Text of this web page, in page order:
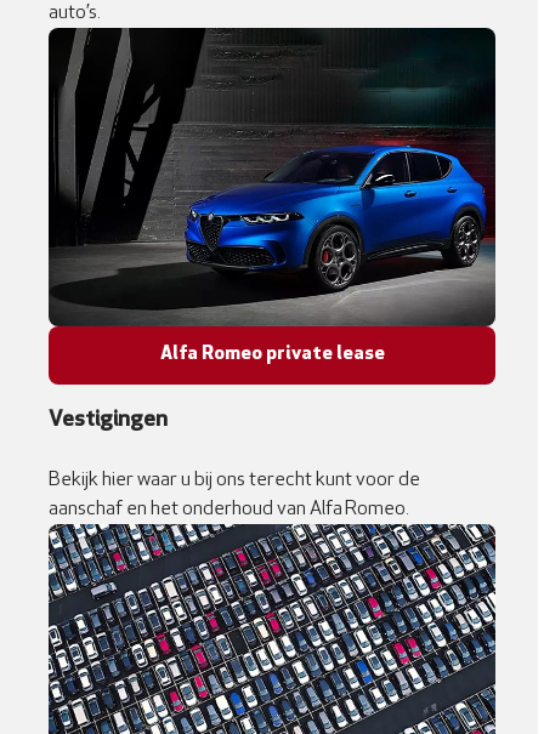
auto’s.
Alfa Romeo private lease
Vestigingen
Bekijk hier waar u bij ons terecht kunt voor de
aanschaf en het onderhoud van Alfa Romeo.